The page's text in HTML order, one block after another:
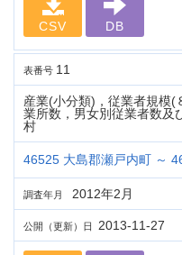
CSV DB
表番号 11
産業(小分類)，従業者規模(
業所数，男女別従業者数
村
46525 大島郡瀬戸内町 ～
調査年月 2012年2月
公開（更新）日 2013-11-27